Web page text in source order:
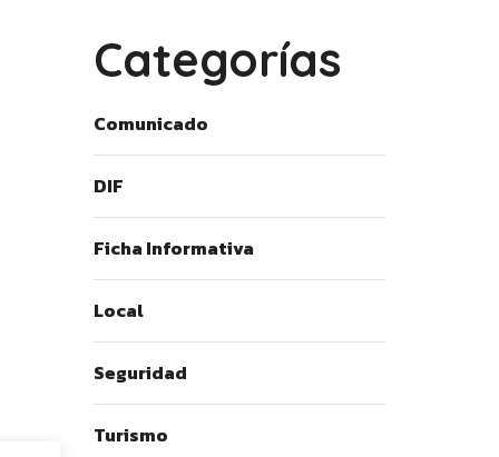
Categorías
Comunicado
DIF
Ficha Informativa
Local
Seguridad
Turismo